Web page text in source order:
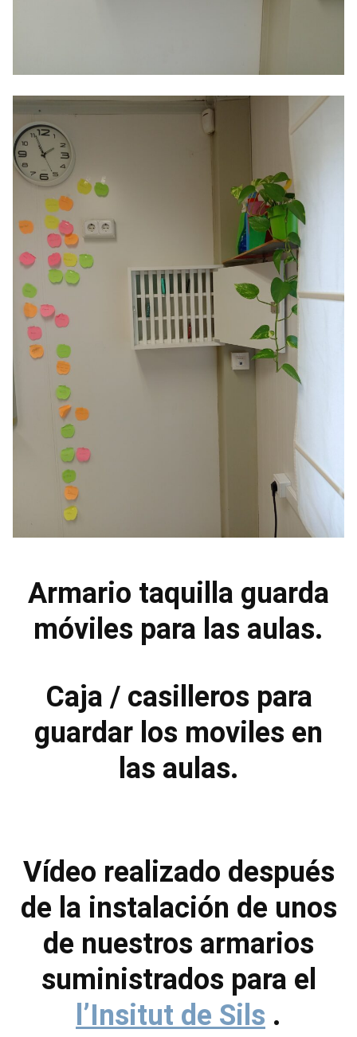
Armario taquilla guarda
móviles para las aulas.
Caja / casilleros para
guardar los moviles en
las aulas.
Vídeo realizado después
de la instalación de unos
de nuestros armarios
suministrados para el
l’Insitut de Sils .